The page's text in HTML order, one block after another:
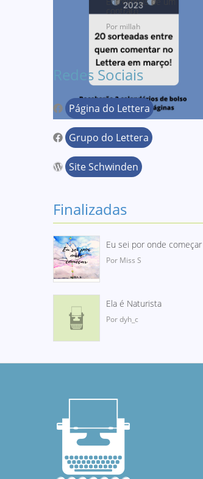
contrato
Por millah
Redes Sociais
Página do Lettera
Grupo do Lettera
Site Schwinden
Finalizadas
Eu sei por onde começar
Por Miss S
Ela é Naturista
Por dyh_c